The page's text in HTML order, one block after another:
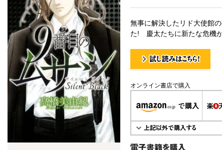
無事に解決したリド大使館
た! 慶太たちに新たな危機
オンライン書店で購入